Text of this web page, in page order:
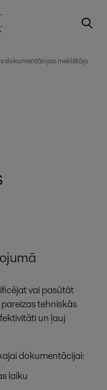
dokumentācijas meklētājs
vai pasūtāt
tehniskās
un ļauj
dokumentācijai:
laiku